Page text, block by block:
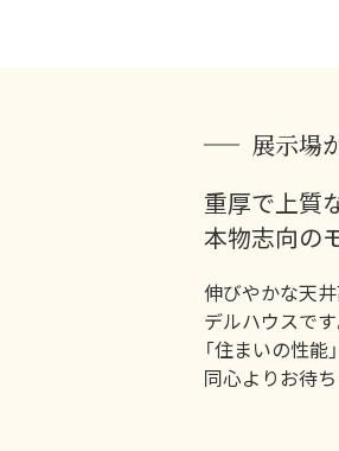
展示場
重厚で上質
本物志向の
伸びやかな天
デルハウスで
「住まいの性
同心よりお待